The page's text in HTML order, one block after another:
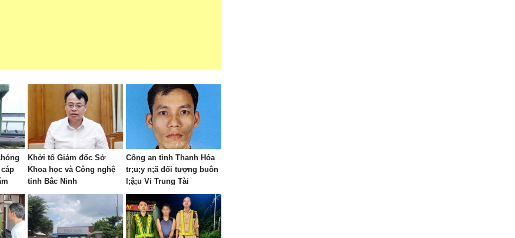
Khởi tố Giám đốc Sở
Khoa học và Công nghệ
tỉnh Bắc Ninh
Công an tỉnh Thanh Hóa
tr;u;y n;ã đối tượng buôn
l;ậ;u Vi Trung Tài